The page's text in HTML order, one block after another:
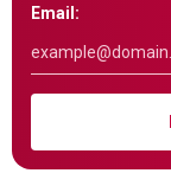
Email: